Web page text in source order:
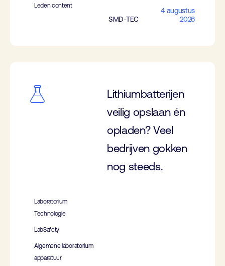
Leden content
SMD-TEC
4 augustus
2026
Lithiumbatterijen
veilig opslaan én
opladen? Veel
bedrijven gokken
nog steeds.
Laboratorium
Technologie
LabSafety
Algemene laboratorium
apparatuur